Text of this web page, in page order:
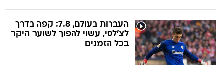
העברות בעולם, 7.8: קפה בדרך
לצ'לסי, עשוי להפוך לשוער היקר
בכל הזמנים